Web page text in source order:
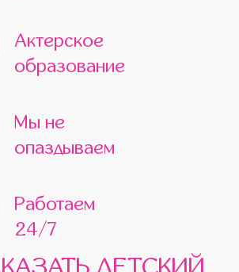
Актерское
образование
Мы не
опаздываем
Работаем
24/7